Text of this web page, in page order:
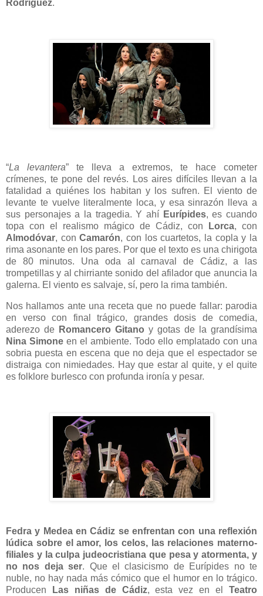
Rodríguez.
“La levantera” te lleva a extremos, te hace cometer
crímenes, te pone del revés. Los aires difíciles llevan a la
fatalidad a quiénes los habitan y los sufren. El viento de
levante te vuelve literalmente loca, y esa sinrazón lleva a
sus personajes a la tragedia. Y ahí Eurípides, es cuando
topa con el realismo mágico de Cádiz, con
Lorca, con
Almodóvar, conCamarón, con los cuartetos, la copla y la
rima asonante en los pares. Por que el texto es una chirigota
de 80 minutos. Una oda al carnaval de Cádiz, a las
trompetillas y al chirriante sonido del afilador que anuncia la
galerna. El viento es salvaje, sí, pero la rima también.
Nos hallamos ante una receta que no puede fallar: parodia
en verso con final trágico, grandes dosis de comedia,
aderezo de Romancero Gitano y gotas de la grandísima
Nina Simone en el ambiente. Todo ello emplatado con una
sobria puesta en escena que no deja que el espectador se
distraiga con nimiedades. Hay que estar al quite, y el quite
es folklore burlesco con profunda ironía y pesar.
Fedra y Medea en Cádiz se enfrentan con una reflexión
lúdica sobre el amor, los celos, las relaciones materno-
filiales y la culpa judeocristiana que pesa y atormenta, y
no nos deja ser. Que el clasicismo de Eurípides no te
nuble, no hay nada más cómico que el humor en lo trágico.
Producen
Las niñas de Cádiz, esta vez en elTeatro